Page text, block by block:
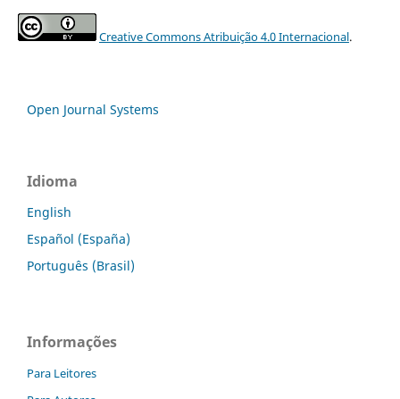
Creative Commons Atribuição 4.0 Internacional.
Open Journal Systems
Idioma
English
Español (España)
Português (Brasil)
Informações
Para Leitores